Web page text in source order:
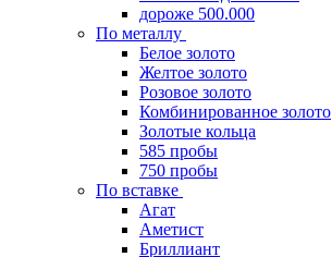
дороже 500.000
По металлу
Белое золото
Желтое золото
Розовое золото
Комбинированное золото
Золотые кольца
585 пробы
750 пробы
По вставке
Агат
Аметист
Бриллиант